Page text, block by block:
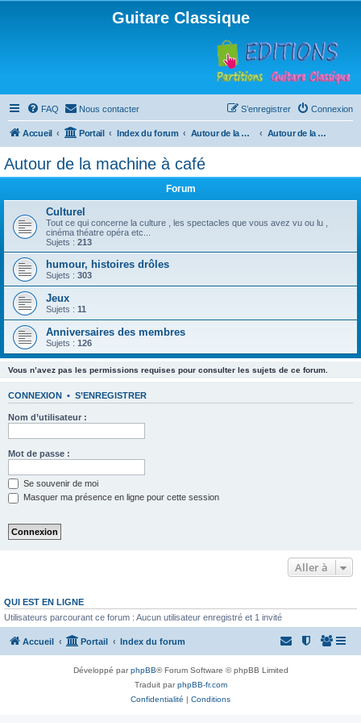
Guitare Classique
FAQ Nous contacter Connexion
S’enregistrer
Accueil Portail Index du forum Autour de la machine à café Autour de la machine à café
Autour de la machine à café
Forum
Culturel
Tout ce qui concerne la culture , les spectacles que vous avez vu ou lu ,
cinéma théatre opéra etc...
Sujets : 213
humour, histoires drôles
Sujets : 303
Jeux
Sujets : 11
Anniversaires des membres
Sujets : 126
Vous n’avez pas les permissions requises pour consulter les sujets de ce forum.
CONNEXION • S’ENREGISTRER
Nom d’utilisateur :
Mot de passe :
Se souvenir de moi
Masquer ma présence en ligne pour cette session
Aller à
QUI EST EN LIGNE
Utilisateurs parcourant ce forum : Aucun utilisateur enregistré et 1 invité
Accueil Portail Index du forum
Développé parphpBB® Forum Software © phpBB Limited
Traduit parphpBB-fr.com
Confidentialité | Conditions